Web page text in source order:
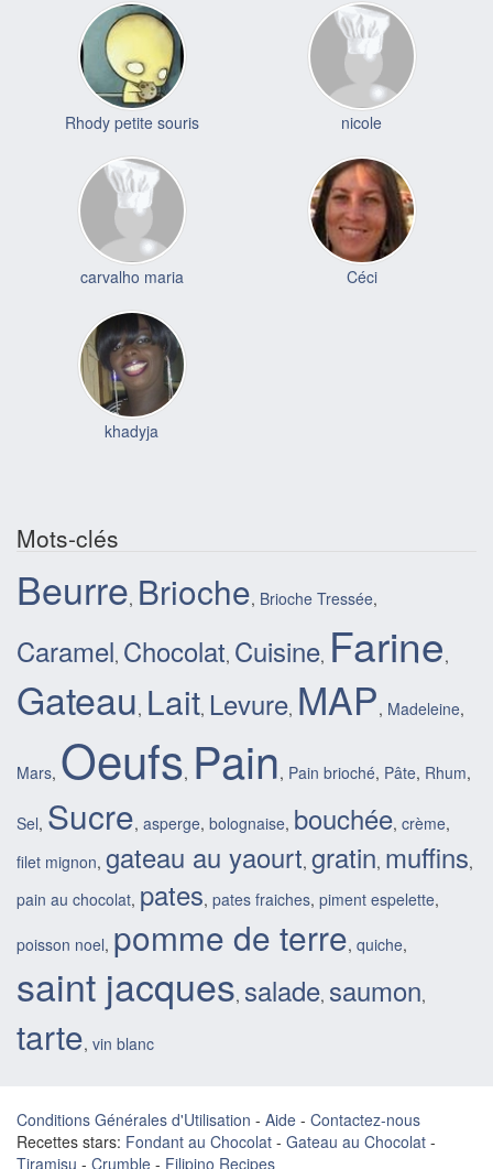
Rhody petite souris nicole
carvalho maria Céci
khadyja
Mots-clés
Beurre, Brioche, Brioche Tressée,
Caramel, Chocolat, Cuisine, Farine,
Gateau, Lait, Levure, MAP, Madeleine,
Mars, Oeufs, Pain, Pain brioché, Pâte, Rhum,
Sel, Sucre, asperge, bolognaise, bouchée, crème,
filet mignon, gateau au yaourt, gratin, muffins,
pain au chocolat, pates, pates fraiches, piment espelette,
poisson noel, pomme de terre, quiche,
saint jacques, salade, saumon,
tarte, vin blanc
Conditions Générales d'Utilisation - Aide - Contactez-nous
Recettes stars: Fondant au Chocolat - Gateau au Chocolat -
Tiramisu - Crumble - Filipino Recipes